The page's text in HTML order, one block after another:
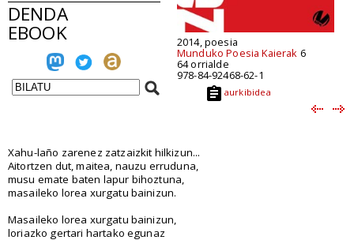
DENDA
EBOOK 2014, poesia
Munduko Poesia Kaierak 6
64 orrialde
978-84-92468-62-1
aurkibidea
Xahu-laño zarenez zatzaizkit hilkizun...
Aitortzen dut, maitea, nauzu erruduna,
musu emate baten lapur bihoztuna,
masaileko lorea xurgatu bainizun.
Masaileko lorea xurgatu bainizun,
loriazko gertari hartako egunaz